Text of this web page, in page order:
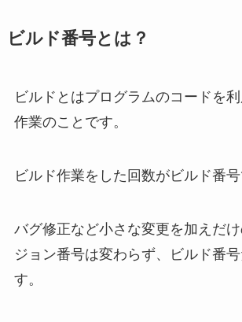
ビルド番号とは？
ビルドとはプログラムのコードを
作業のことです。
ビルド作業をした回数がビルド番号
バグ修正など小さな変更を加えだ
ジョン番号は変わらず、ビルド番
す。